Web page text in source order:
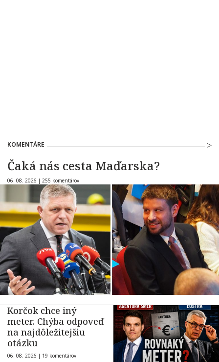
KOMENTÁRE
Čaká nás cesta Maďarska?
06. 08. 2026 | 255 komentárov
Korčok chce iný
meter. Chýba odpoveď
na najdôležitejšiu
otázku
06. 08. 2026 | 19 komentárov